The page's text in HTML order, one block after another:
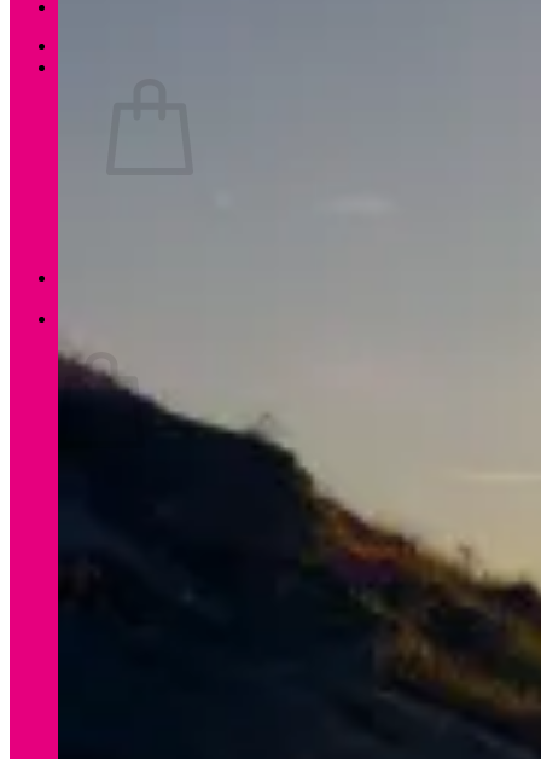
Es befinden sich keine Produkte im Warenkorb.